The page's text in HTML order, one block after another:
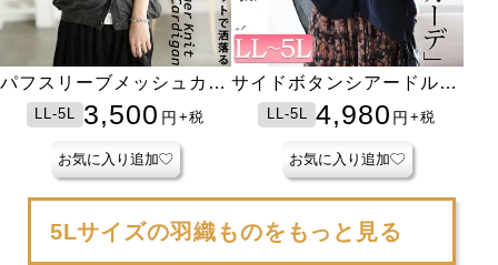
パフスリーブメッシュカー
ディガン
LL-5L 3,500 円 +税
お気に入り追加
サイドボタンシアードルマ
ンカーディガン
LL-5L 4,980 円 +税
お気に入り追加
5Lサイズの羽織ものをもっと見る